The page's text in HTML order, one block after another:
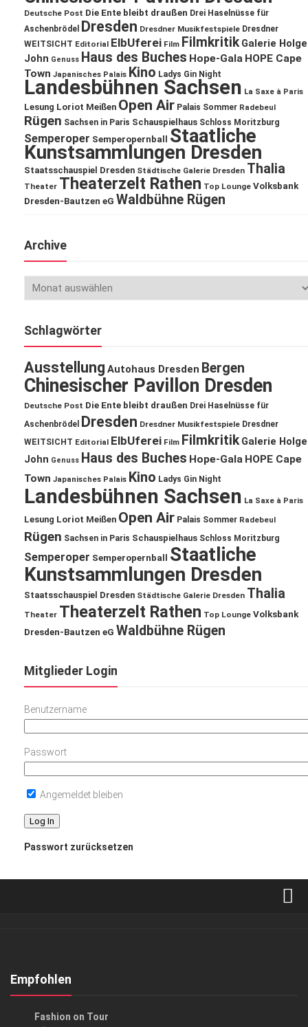
Deutsche Post Die Ente bleibt draußen Drei Haselnüsse für
Aschenbrödel
Dresden Dresdner Musikfestspiele Dresdner
WEITSICHT Editorial ElbUferei Film Filmkritik Galerie
John Genuss Haus des Buches Hope-Gala HOPE Cape
Town Japanisches Palais Kino Ladys Gin Night
Landesbühnen Sachsen La Saxe à Paris
Lesung Loriot Meißen Open Air Palais Sommer Radebeul
Rügen Sachsen in Paris Schauspielhaus Schloss Moritzburg
Semperoper Semperopernball Staatliche
Kunstsammlungen Dresden
Staatsschauspiel Dresden Städtische Galerie Dresden Thalia
Theater Theaterzelt Rathen Top Lounge Volksbank
Dresden-Bautzen eG Waldbühne Rügen
Archive
Schlagwörter
Ausstellung Autohaus Dresden Bergen
Chinesischer Pavillon Dresden
Deutsche Post Die Ente bleibt draußen Drei Haselnüsse für
Aschenbrödel
Dresden Dresdner Musikfestspiele Dresdner
WEITSICHT Editorial ElbUferei Film Filmkritik Galerie
John Genuss Haus des Buches Hope-Gala HOPE Cape
Town Japanisches Palais Kino Ladys Gin Night
Landesbühnen Sachsen La Saxe à Paris
Lesung Loriot Meißen Open Air Palais Sommer Radebeul
Rügen Sachsen in Paris Schauspielhaus Schloss Moritzburg
Semperoper Semperopernball
Staatliche
Kunstsammlungen Dresden
Staatsschauspiel Dresden Städtische Galerie Dresden Thalia
Theater Theaterzelt Rathen Top Lounge Volksbank
Dresden-Bautzen eG Waldbühne Rügen
Mitglieder Login
Benutzername
Passwort
Angemeldet bleiben
Passwort zurücksetzen
Kontakt, Impressum
Empfohlen
Fashion on Tour